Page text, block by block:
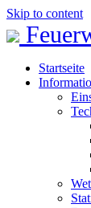
Skip to content
Startseite